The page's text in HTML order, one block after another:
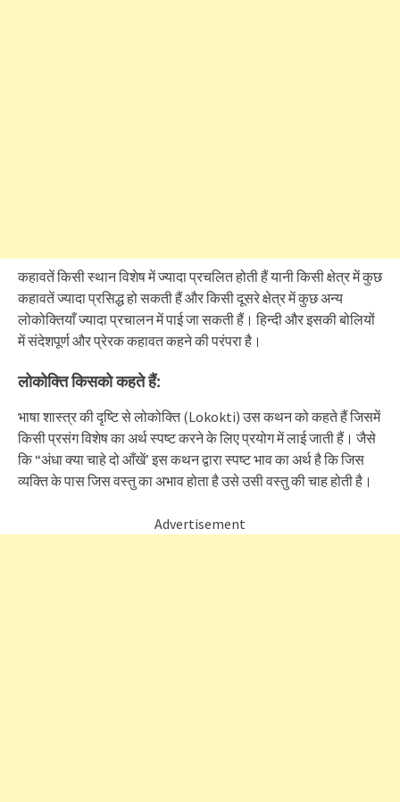
कहावतें किसी स्थान विशेष में ज्यादा प्रचलित होती हैं यानी किसी क्षेत्र में कुछ
कहावतें ज्यादा प्रसिद्ध हो सकती हैं और किसी दूसरे क्षेत्र में कुछ अन्य
लोकोक्तियाँ ज्यादा प्रचालन में पाई जा सकती हैं। हिन्दी और इसकी बोलियों
में संदेशपूर्ण और प्रेरक कहावत कहने की परंपरा है।
लोकोक्ति किसको कहते हैं:
भाषा शास्त्र की दृष्टि से लोकोक्ति (Lokokti) उस कथन को कहते हैं जिसमें
किसी प्रसंग विशेष का अर्थ स्पष्ट करने के लिए प्रयोग में लाई जाती हैं। जैसे
कि “अंधा क्या चाहे दो आँखें’ इस कथन द्वारा स्पष्ट भाव का अर्थ है कि जिस
व्यक्ति के पास जिस वस्तु का अभाव होता है उसे उसी वस्तु की चाह होती है।
Advertisement